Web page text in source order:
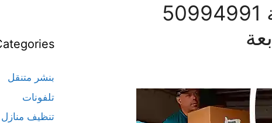
شركة نقل عفش المنطقة الرابعة 50994991
بنشر متنقل
تلفونات
تنظيف منازل